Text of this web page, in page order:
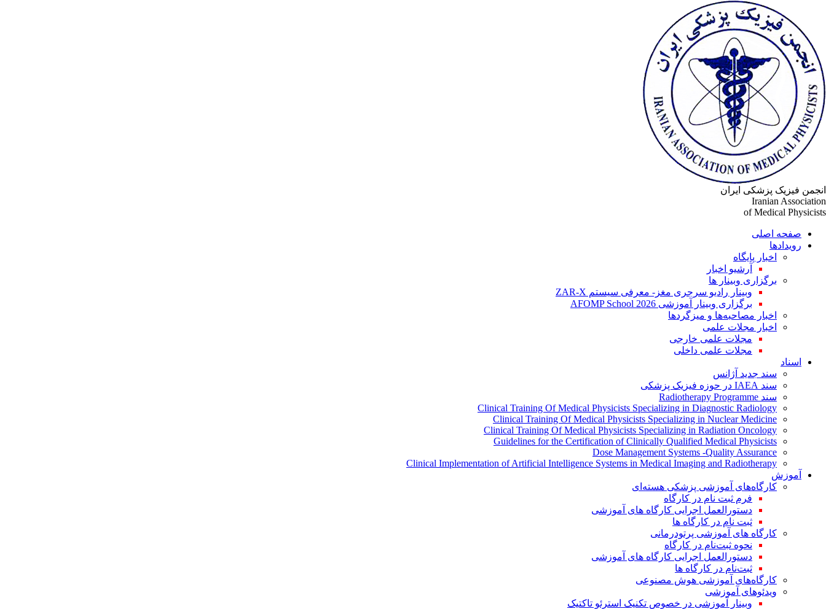
انجمن فیزیک پزشکی ایران
Iranian Association
of Medical Physicists
صفحه اصلی
رویدادها
اخبار پایگاه
آرشیو اخبار
برگزاری وبینار ها
وبینار رادیو سرجری مغز- معرفی سیستم ZAR-X
برگزاری وبینار آموزشی AFOMP School 2026
اخبار مصاحبه‌ها و میزگردها
اخبار مجلات علمی
مجلات علمی خارجی
مجلات علمی داخلی
اسناد
سند جدید آژانس
سند IAEA در حوزه فیزیک پزشکی
سند Radiotherapy Programme
Clinical Training Of Medical Physicists Specializing in Diagnostic Radiology
Clinical Training Of Medical Physicists Specializing in Nuclear Medicine
Clinical Training Of Medical Physicists Specializing in Radiation Oncology
Guidelines for the Certification of Clinically Qualified Medical Physicists
Dose Management Systems -Quality Assurance
Clinical Implementation of Artificial Intelligence Systems in Medical Imaging and Radiotherapy
آموزش
کارگاه‌های آموزشی پزشکی هسته‌ای
فرم ثبت نام در کارگاه
دستورالعمل اجرایی کارگاه های آموزشی
ثبت نام در کارگاه ها
کارگاه های آموزشی پرتودرمانی
نحوه ثبت‌نام در کارگاه
دستورالعمل اجرایی کارگاه های آموزشی
ثبت‌نام در کارگاه ها
کارگاه‌های آموزشی هوش مصنوعی
ویدئوهای آموزشی
وبینار آموزشی در خصوص تکنیک استرئو تاکتیک